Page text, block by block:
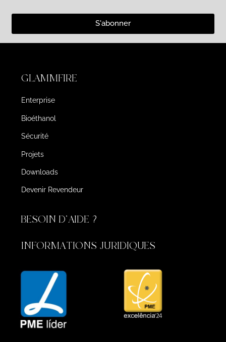
S'abonner
GLAMMFIRE
Enterprise
Bioéthanol
Sécurité
Projets
Downloads
Devenir Revendeur
BESOIN D'AIDE ?
INFORMATIONS JURIDIQUES